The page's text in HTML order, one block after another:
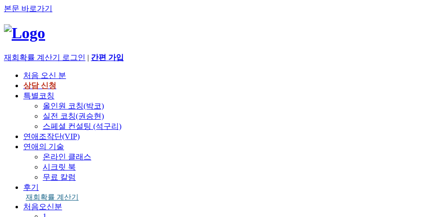
본문 바로가기
재회확률 계산기 로그인 | 간편 가입
처음 오신 분
상담 신청
특별코칭
올인원 코칭(박코)
실전 코칭(권승현)
스페셜 컨설팅 (석구리)
연애조작단(VIP)
연애의 기술
온라인 클래스
시크릿 북
무료 칼럼
후기
재회확률 계산기
처음오신분